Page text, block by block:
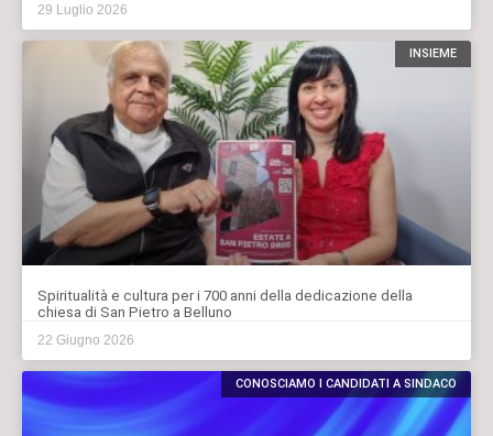
29 Luglio 2026
INSIEME
Spiritualità e cultura per i 700 anni della dedicazione della
chiesa di San Pietro a Belluno
22 Giugno 2026
CONOSCIAMO I CANDIDATI A SINDACO